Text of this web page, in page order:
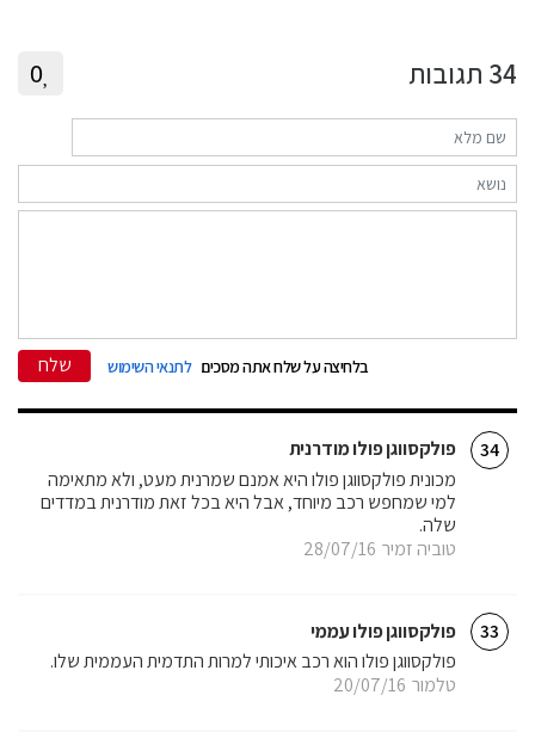
34 תגובות 0
בלחיצה על שלח אתה מסכים לתנאי השימוש שלח
34 פולקסווגן פולו מודרנית
טוביה זמיר 28/07/16
מכונית פולקסווגן פולו היא אמנם שמרנית מעט, ולא מתאימה
למי שמחפש רכב מיוחד, אבל היא בכל זאת מודרנית במדדים
שלה.
33 פולקסווגן פולו עממי
טלמור 20/07/16
פולקסווגן פולו הוא רכב איכותי למרות התדמית העממית שלו.